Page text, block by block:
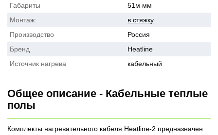
Габариты
51м мм
Монтаж:
в стяжку
Производство
Россия
Бренд
Heatline
Источник нагрева
кабельный
Общее описание - Кабельные теплые
полы
Комплекты нагревательного кабеля Heatline-2 предназначен